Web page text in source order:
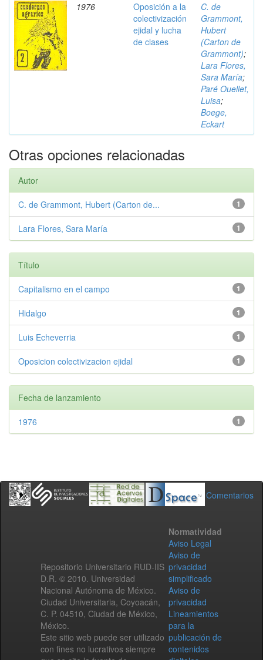
1976
Oposición a la
colectivización
ejidal y lucha
de clases
C. de
Grammont,
Hubert
(Carton de
Grammont);
Lara Flores,
Sara María;
Paré Ouellet,
Luisa;
Boege,
Eckart
Otras opciones relacionadas
Autor
1
C. de Grammont, Hubert (Carton de...
1
Lara Flores, Sara María
Título
1
Capitalismo en el campo
1
Hidalgo
1
Luis Echeverria
1
Oposicion colectivizacion ejidal
Fecha de lanzamiento
1
1976
Comentarios
Repositorio Universitario RUD-IIS
D.R. © 2010. Universidad
Nacional Autónoma de México.
Ciudad Universitaria, Coyoacán,
C. P. 04510, Ciudad de México,
México.
Este sitio web puede ser utilizado
con fines no lucrativos siempre
Normatividad
Aviso Legal
Aviso de
privacidad
simplificado
Aviso de
privacidad
Lineamientos
para la
publicación de
contenidos